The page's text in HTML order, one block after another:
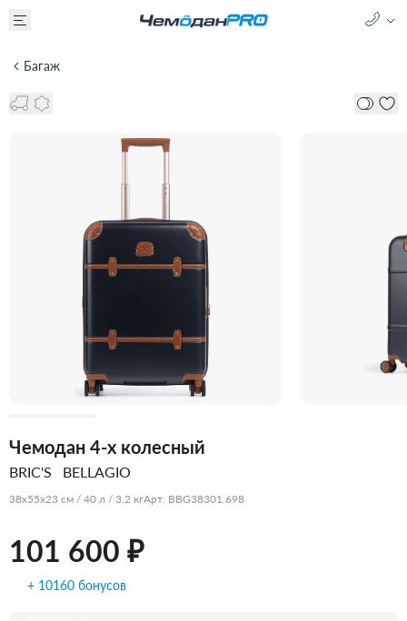
Багаж
Чемодан 4-х колесный
BRIC'S BELLAGIO
38x55x23 см / 40 л / 3.2 кгАрт. BBG38301.698
101 600 ₽
+ 10160 бонусов